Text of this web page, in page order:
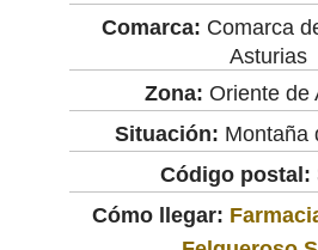
Comarca: Comarca
Asturias
Zona: Oriente de
Situación: Montaña
Código postal:
Cómo llegar: